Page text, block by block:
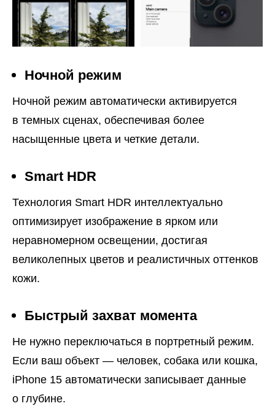
Ночной режим
Ночной режим автоматически активируется
в темных сценах, обеспечивая более
насыщенные цвета и четкие детали.
Smart HDR
Технология Smart HDR интеллектуально
оптимизирует изображение в ярком или
неравномерном освещении, достигая
великолепных цветов и реалистичных оттенков
кожи.
Быстрый захват момента
Не нужно переключаться в портретный режим.
Если ваш объект — человек, собака или кошка,
iPhone 15 автоматически записывает данные
о глубине.